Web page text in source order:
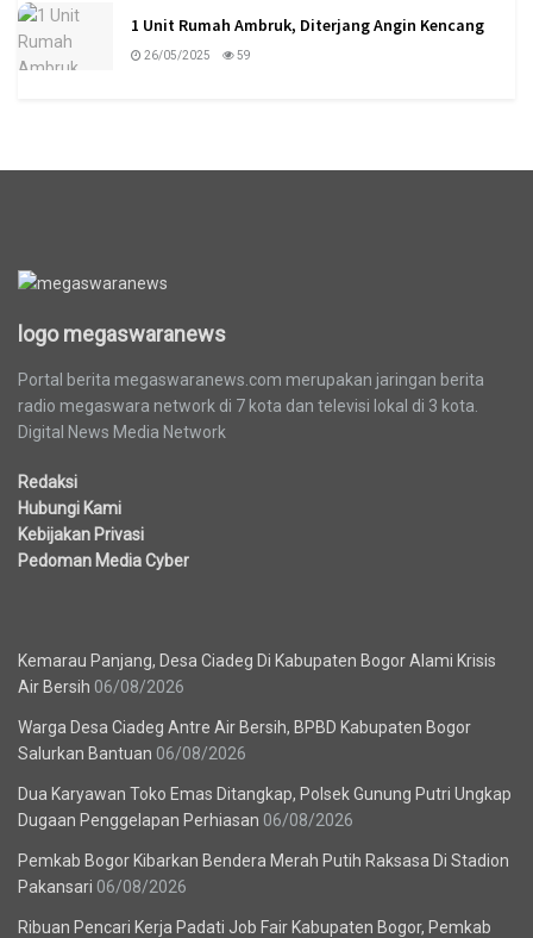
1 Unit Rumah Ambruk, Diterjang Angin Kencang
26/05/2025 59
logo megaswaranews
Portal berita megaswaranews.com merupakan jaringan berita
radio megaswara network di 7 kota dan televisi lokal di 3 kota.
Digital News Media Network
Redaksi
Hubungi Kami
Kebijakan Privasi
Pedoman Media Cyber
Kemarau Panjang, Desa Ciadeg Di Kabupaten Bogor Alami Krisis
Air Bersih 06/08/2026
Warga Desa Ciadeg Antre Air Bersih, BPBD Kabupaten Bogor
Salurkan Bantuan 06/08/2026
Dua Karyawan Toko Emas Ditangkap, Polsek Gunung Putri Ungkap
Dugaan Penggelapan Perhiasan 06/08/2026
Pemkab Bogor Kibarkan Bendera Merah Putih Raksasa Di Stadion
Pakansari 06/08/2026
Ribuan Pencari Kerja Padati Job Fair Kabupaten Bogor, Pemkab